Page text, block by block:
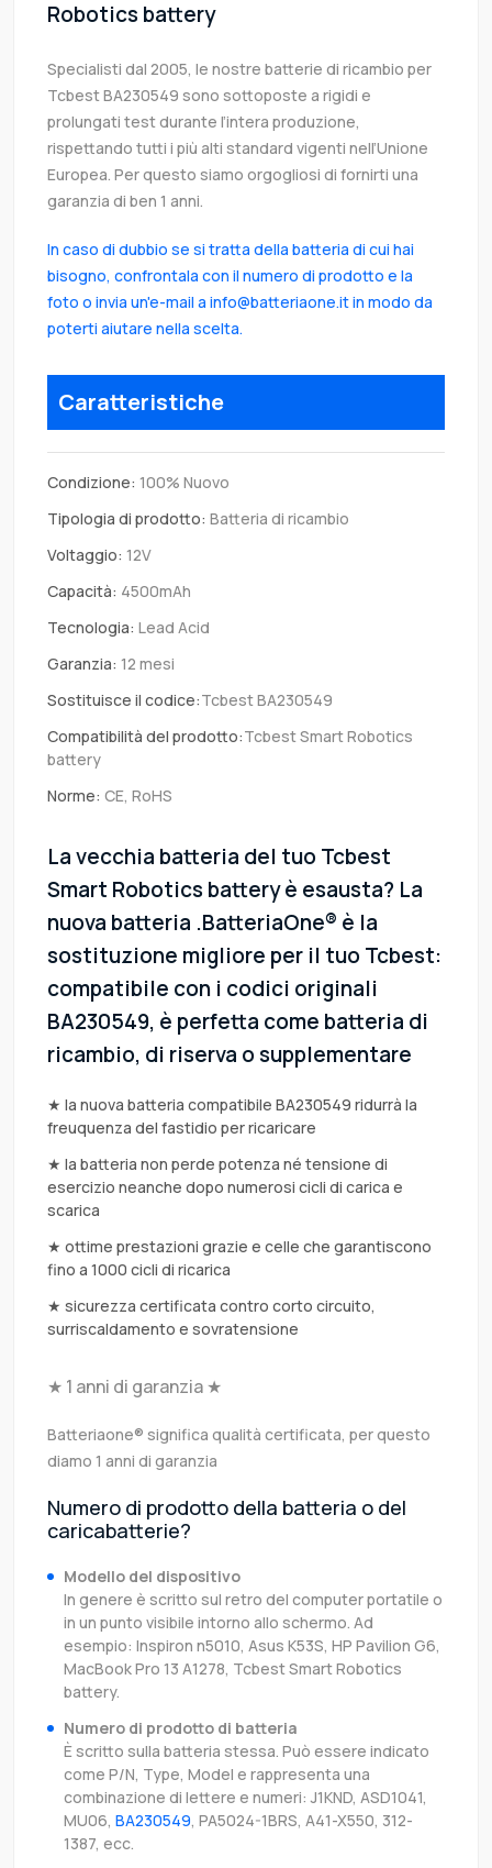
Robotics battery
Specialisti dal 2005, le nostre batterie di ricambio per
Tcbest BA230549 sono sottoposte a rigidi e
prolungati test durante l’intera produzione,
rispettando tutti i più alti standard vigenti nell’Unione
Europea. Per questo siamo orgogliosi di fornirti una
garanzia di ben 1 anni.
In caso di dubbio se si tratta della batteria di cui hai
bisogno, confrontala con il numero di prodotto e la
foto o invia un'e-mail a info@batteriaone.it in modo da
poterti aiutare nella scelta.
Caratteristiche
Condizione: 100% Nuovo
Tipologia di prodotto: Batteria di ricambio
Voltaggio: 12V
Capacità: 4500mAh
Tecnologia: Lead Acid
Garanzia: 12 mesi
Sostituisce il codice:Tcbest BA230549
Compatibilità del prodotto:Tcbest Smart Robotics
battery
Norme: CE, RoHS
La vecchia batteria del tuo Tcbest
Smart Robotics battery è esausta? La
nuova batteria .BatteriaOne® è la
sostituzione migliore per il tuo Tcbest:
compatibile con i codici originali
BA230549, è perfetta come batteria di
ricambio, di riserva o supplementare
★ la nuova batteria compatibile BA230549 ridurrà la
freuquenza del fastidio per ricaricare
★ la batteria non perde potenza né tensione di
esercizio neanche dopo numerosi cicli di carica e
scarica
★ ottime prestazioni grazie e celle che garantiscono
fino a 1000 cicli di ricarica
★ sicurezza certificata contro corto circuito,
surriscaldamento e sovratensione
★ 1 anni di garanzia ★
Batteriaone® significa qualità certificata, per questo
diamo 1 anni di garanzia
Numero di prodotto della batteria o del
caricabatterie?
Modello del dispositivo
In genere è scritto sul retro del computer portatile o
in un punto visibile intorno allo schermo. Ad
esempio: Inspiron n5010, Asus K53S, HP Pavilion G6,
MacBook Pro 13 A1278, Tcbest Smart Robotics
battery.
Numero di prodotto di batteria
È scritto sulla batteria stessa. Può essere indicato
come P/N, Type, Model e rappresenta una
combinazione di lettere e numeri: J1KND, ASD1041,
MU06, BA230549, PA5024-1BRS, A41-X550, 312-
1387, ecc.